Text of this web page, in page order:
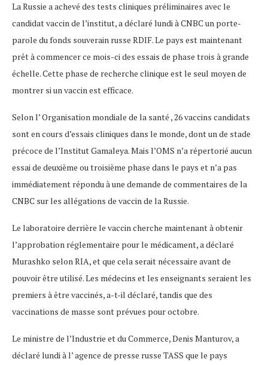
La Russie a achevé des tests cliniques préliminaires avec le
candidat vaccin de l’institut, a déclaré lundi à CNBC un porte-
parole du fonds souverain russe RDIF. Le pays est maintenant
prêt à commencer ce mois-ci des essais de phase trois à grande
échelle. Cette phase de recherche clinique est le seul moyen de
montrer si un vaccin est efficace.
Selon l’ Organisation mondiale de la santé , 26 vaccins candidats
sont en cours d’essais cliniques dans le monde, dont un de stade
précoce de l’Institut Gamaleya. Mais l’OMS n’a répertorié aucun
essai de deuxième ou troisième phase dans le pays et n’a pas
immédiatement répondu à une demande de commentaires de la
CNBC sur les allégations de vaccin de la Russie.
Le laboratoire derrière le vaccin cherche maintenant à obtenir
l’approbation réglementaire pour le médicament, a déclaré
Murashko selon RIA, et que cela serait nécessaire avant de
pouvoir être utilisé. Les médecins et les enseignants seraient les
premiers à être vaccinés, a-t-il déclaré, tandis que des
vaccinations de masse sont prévues pour octobre.
Le ministre de l’Industrie et du Commerce, Denis Manturov, a
déclaré lundi à l’ agence de presse russe TASS que le pays